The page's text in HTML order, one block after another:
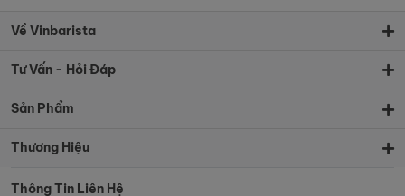
Về Vinbarista
Tư Vấn - Hỏi Đáp
Sản Phẩm
Thương Hiệu
Thông Tin Liên Hệ